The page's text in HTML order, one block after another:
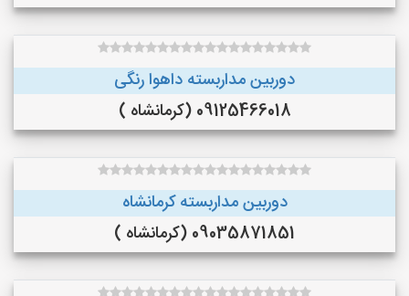
دوربین مداربسته داهوا رنگی
09125466018 (کرمانشاه )
دوربین مداربسته کرمانشاه
09035871851 (کرمانشاه )